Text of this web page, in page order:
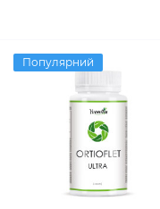
Популярний